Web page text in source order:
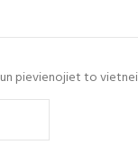
un pievienojiet to